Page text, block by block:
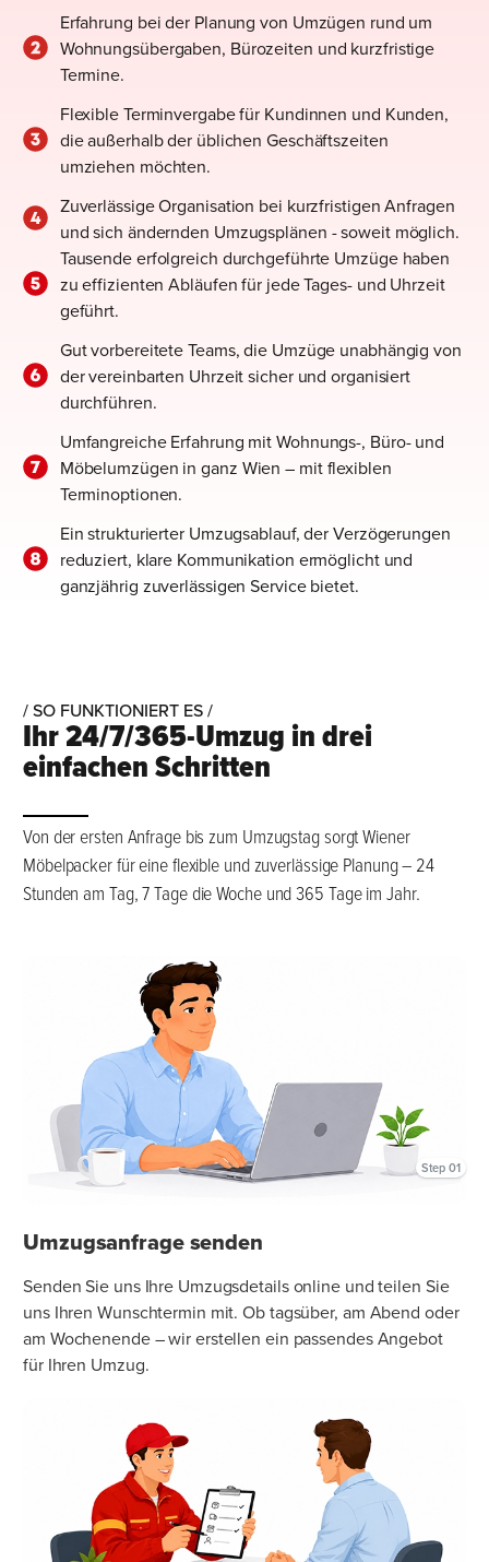
Erfahrung bei der Planung von Umzügen rund um
Wohnungsübergaben, Bürozeiten und kurzfristige
Termine.
Flexible Terminvergabe für Kundinnen und Kunden,
die außerhalb der üblichen Geschäftszeiten
umziehen möchten.
Zuverlässige Organisation bei kurzfristigen Anfragen
und sich ändernden Umzugsplänen - soweit möglich.
Tausende erfolgreich durchgeführte Umzüge haben
zu effizienten Abläufen für jede Tages- und Uhrzeit
geführt.
Gut vorbereitete Teams, die Umzüge unabhängig von
der vereinbarten Uhrzeit sicher und organisiert
durchführen.
Umfangreiche Erfahrung mit Wohnungs-, Büro- und
Möbelumzügen in ganz Wien – mit flexiblen
Terminoptionen.
Ein strukturierter Umzugsablauf, der Verzögerungen
reduziert, klare Kommunikation ermöglicht und
ganzjährig zuverlässigen Service bietet.
/ SO FUNKTIONIERT ES /
Ihr 24/7/365-Umzug in drei
einfachen Schritten
Von der ersten Anfrage bis zum Umzugstag sorgt Wiener
Möbelpacker für eine flexible und zuverlässige Planung – 24
Stunden am Tag, 7 Tage die Woche und 365 Tage im Jahr.
Umzugsanfrage senden
Senden Sie uns Ihre Umzugsdetails online und teilen Sie
uns Ihren Wunschtermin mit. Ob tagsüber, am Abend oder
am Wochenende – wir erstellen ein passendes Angebot
für Ihren Umzug.
Step 01